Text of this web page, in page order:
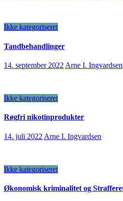
Ikke kategoriseret
Tandbehandlinger
14. september 2022 Arne I. Ingvardsen
Ikke kategoriseret
Røgfri nikotinprodukter
14. juli 2022 Arne I. Ingvardsen
Ikke kategoriseret
Økonomisk kriminalitet og